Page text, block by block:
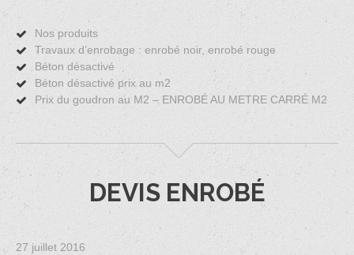
Nos produits
Travaux d’enrobage : enrobé noir, enrobé rouge
Béton désactivé
Béton désactivé prix au m2
Prix du goudron au M2 – ENROBÉ AU METRE CARRÉ M2
DEVIS ENROBÉ
27 juillet 2016